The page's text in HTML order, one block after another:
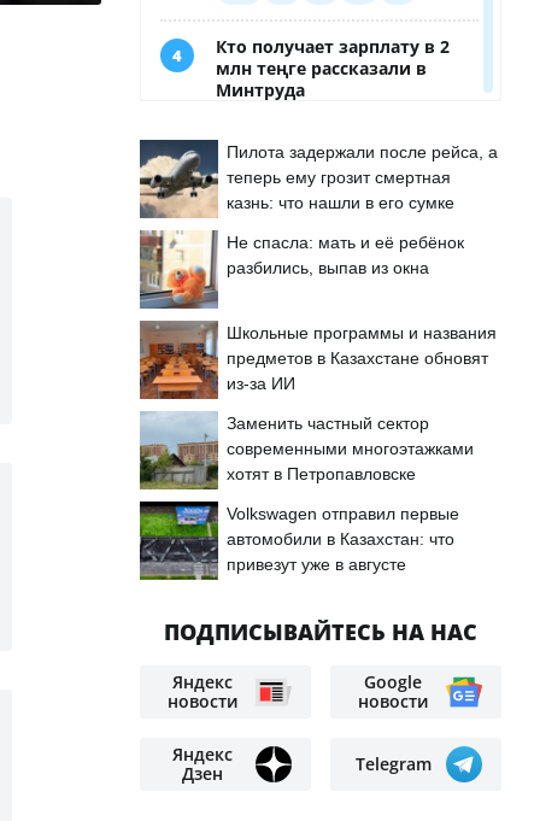
Пилота задержали после рейса, а
теперь ему грозит смертная
казнь: что нашли в его сумке
Не спасла: мать и её ребёнок
разбились, выпав из окна
Школьные программы и названия
предметов в Казахстане обновят
из-за ИИ
Заменить частный сектор
современными многоэтажками
хотят в Петропавловске
Volkswagen отправил первые
автомобили в Казахстан: что
привезут уже в августе
ПОДПИСЫВАЙТЕСЬ НА НАС
Яндекс
новости
Google
новости
Яндекс
Дзен
Telegram